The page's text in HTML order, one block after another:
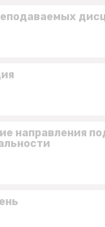
направления